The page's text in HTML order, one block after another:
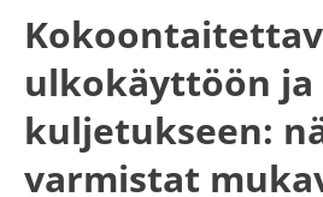
ulkokäyttöön ja
kuljetukseen:
varmistat